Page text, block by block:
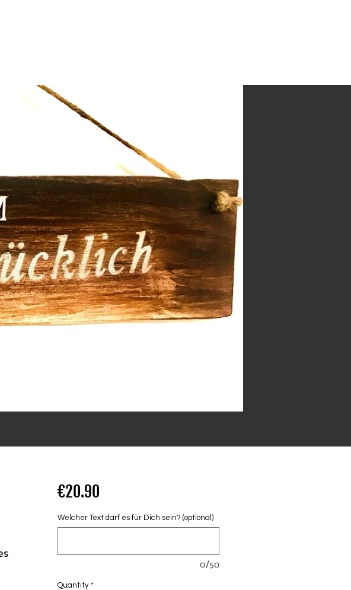
€20.90Price
Welcher Text darf es für Dich sein? (optional)
0/50
Quantity *